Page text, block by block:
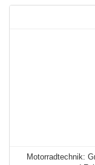
Motorradtechnik: